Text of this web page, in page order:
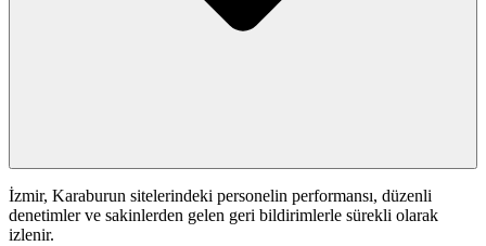
İzmir, Karaburun sitelerindeki personelin performansı, düzenli
denetimler ve sakinlerden gelen geri bildirimlerle sürekli olarak
izlenir.